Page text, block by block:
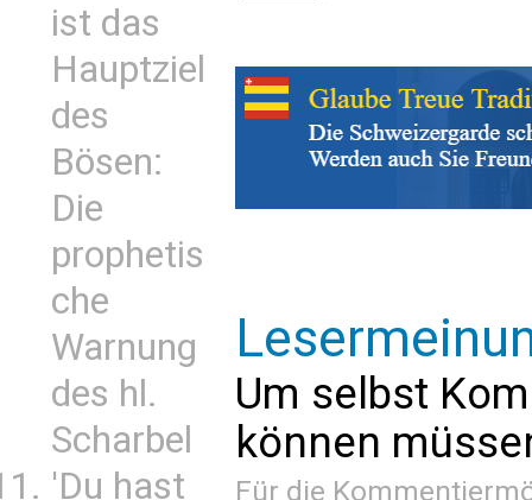
ist das
Hauptziel
des
Bösen:
Die
prophetis
che
Warnung
des hl.
Scharbel
'Du hast
Um selbst
können
Für die